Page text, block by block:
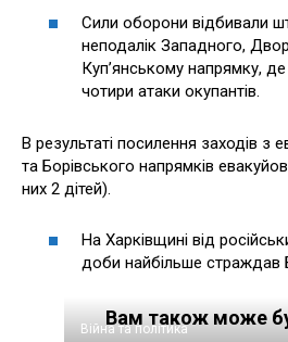
Сили оборони відбивали
неподалік Западного,
Куп’янському напрямку,
чотири атаки окупантів.
В результаті посилення заходів з
та Борівського напрямків
них 2 дітей).
На Харківщині від
доби найбільше страждав
Вам також може
Війна та політика